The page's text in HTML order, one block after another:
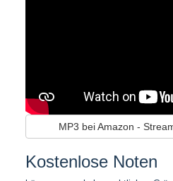
MP3 bei Amazon -
Kostenlose Noten